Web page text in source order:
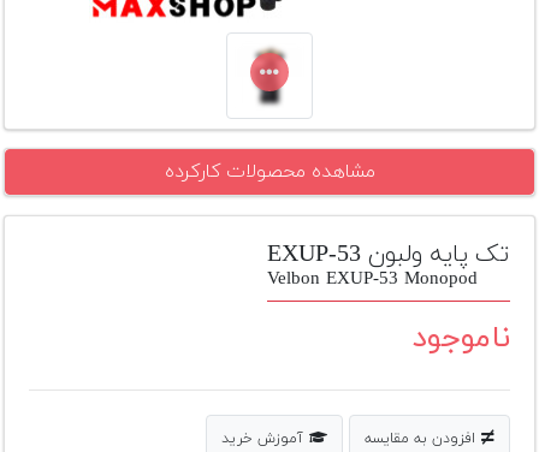
افزودن
دست
دوم
لیست
قیمت
دوربین
مشاهده محصولات کارکرده
تک پایه ولبون EXUP-53
Velbon EXUP-53 Monopod
ناموجود
افزودن به مقایسه آموزش خرید